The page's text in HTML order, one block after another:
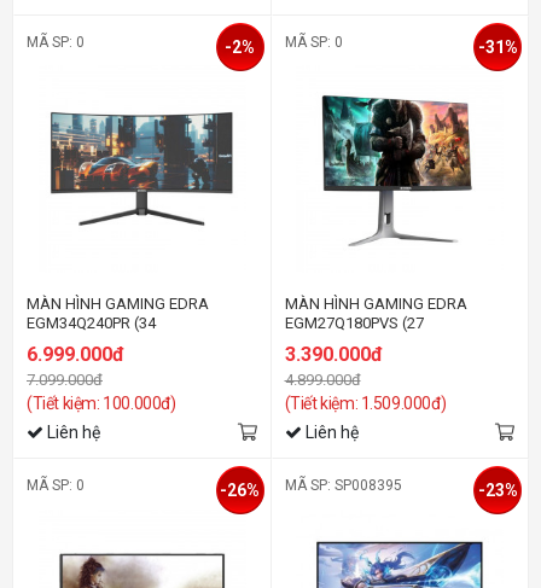
MÃ SP: 0
MÀN HÌNH GAMING EDRA
EGM34Q240PR (34
inch/WQHD/VA/240Hz/1ms)
6.999.000đ
7.099.000đ
(Tiết kiệm: 100.000đ)
-2%
Liên hệ
MÃ SP: 0
MÀN HÌNH GAMING EDRA
EGM27Q180PVS (27
inch/QHD/IPS/180Hz/1ms)
3.390.000đ
4.899.000đ
(Tiết kiệm: 1.509.000đ)
-31%
Liên hệ
MÃ SP: 0 -26% MÃ SP: SP008395 -23%